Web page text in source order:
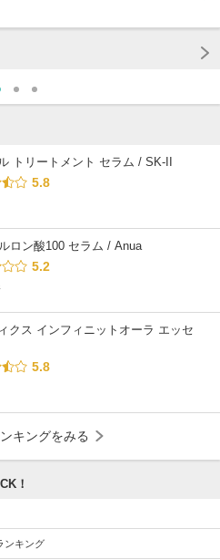
トリートメント セラム / SK-II
5.8
ロン酸100 セラム / Anua
5.2
クス インフィニットオーラ エッセ
5.8
キングをみる
！
ンキング